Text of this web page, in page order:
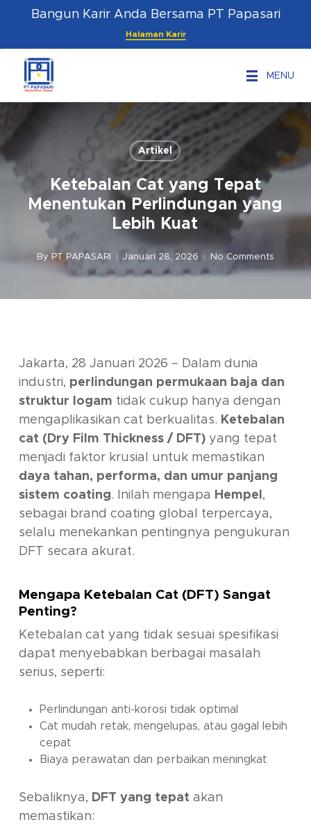
content
Bangun Karir Anda Bersama PT Papasari
Halaman Karir
MENU
Artikel
Ketebalan Cat yang Tepat
Menentukan Perlindungan yang
Lebih Kuat
By PT PAPASARI Januari 28, 2026 No Comments
Jakarta, 28 Januari 2026 – Dalam dunia
industri, perlindungan permukaan baja dan
struktur logam tidak cukup hanya dengan
mengaplikasikan cat berkualitas. Ketebalan
cat (Dry Film Thickness / DFT)yang tepat
menjadi faktor krusial untuk memastikan
daya tahan, performa, dan umur panjang
sistem coating. Inilah mengapa Hempel ,
sebagai brand coating global terpercaya,
selalu menekankan pentingnya pengukuran
DFT secara akurat.
Mengapa Ketebalan Cat (DFT) Sangat
Penting?
Ketebalan cat yang tidak sesuai spesifikasi
dapat menyebabkan berbagai masalah
serius, seperti:
Perlindungan anti-korosi tidak optimal
Cat mudah retak, mengelupas, atau gagal lebih
cepat
Biaya perawatan dan perbaikan meningkat
Sebaliknya, DFT yang tepatakan
memastikan:
Menu